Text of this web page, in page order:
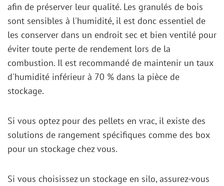
afin de préserver leur qualité. Les granulés de bois
sont sensibles à l'humidité, il est donc essentiel de
les conserver dans un endroit sec et bien ventilé pour
éviter toute perte de rendement lors de la
combustion. Il est recommandé de maintenir un taux
d'humidité inférieur à 70 % dans la pièce de
stockage.
Si vous optez pour des pellets en vrac, il existe des
solutions de rangement spécifiques comme des box
pour un stockage chez vous.
Si vous choisissez un stockage en silo, assurez-vous